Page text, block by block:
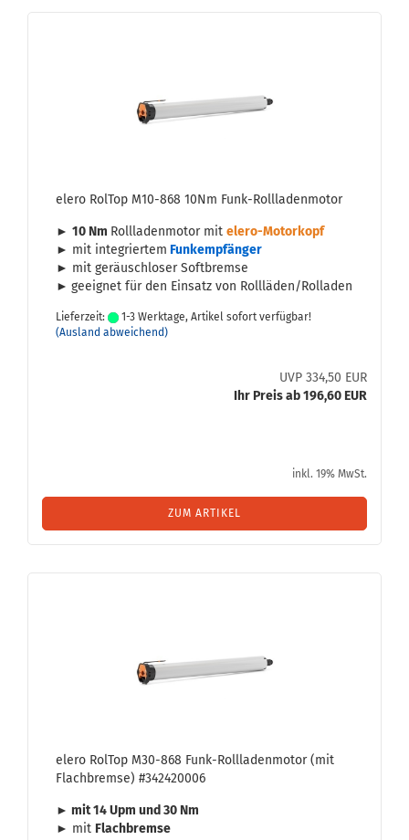
elero Rol­Top M10-​868 10Nm Funk-​Roll­la­den­mo­tor
► 10 Nm Roll­la­den­mo­tor mit elero-​Motorkopf
► mit in­te­grier­tem Funk­emp­fän­ger
► mit ge­räusch­lo­ser Soft­brem­se
► ge­eig­net für den Ein­satz von Roll­lä­den/Rol­la­den
Lieferzeit:
1-3 Werktage, Artikel sofort verfügbar!
(Ausland abweichend)
UVP 334,50 EUR
Ihr Preis ab 196,60 EUR
inkl. 19% MwSt.
ZUM ARTIKEL
elero Rol­Top M30-​868 Funk-​Roll­la­den­mo­tor (mit
Flach­brem­se) #342420006
► mit 14 Upm und 30 Nm
► mit Flach­brem­se